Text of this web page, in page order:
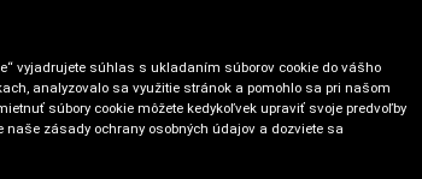
vyjadrujete súhlas s ukladaním súborov cookie do vášho
analyzovalo sa využitie stránok a pomohlo sa pri našom
súbory cookie môžete kedykoľvek upraviť svoje predvoľby
naše zásady ochrany osobných údajov a dozviete sa